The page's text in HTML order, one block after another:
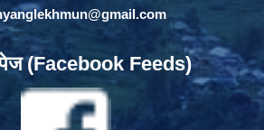
(Facebook Feeds)